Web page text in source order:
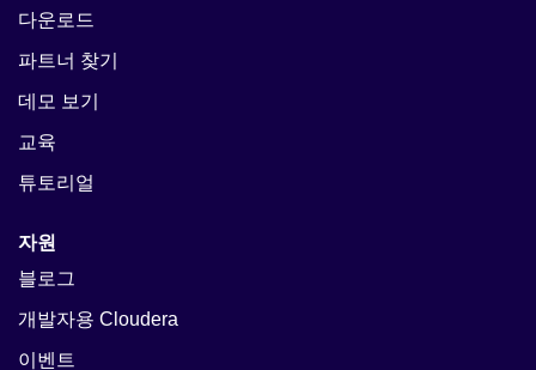
다운로드
파트너 찾기
데모 보기
교육
튜토리얼
자원
블로그
개발자용 Cloudera
이벤트